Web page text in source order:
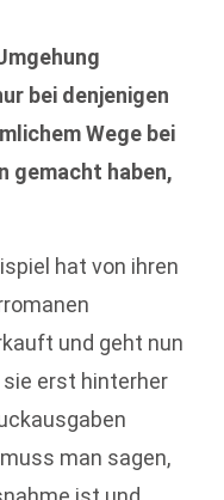
bei denjenigen
Wege bei
gemacht haben,
hat von ihren
und geht nun
sie erst hinterher
man sagen,